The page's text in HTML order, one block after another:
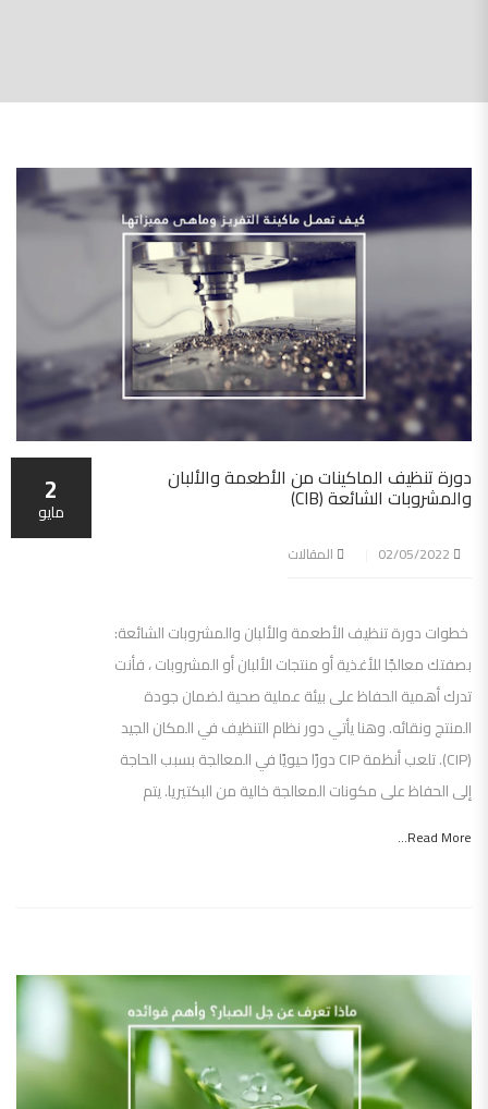
دورة تنظيف الماكينات من الأطعمة والألبان
والمشروبات الشائعة (CIB)
المقالات
خطوات دورة تنظيف الأطعمة والألبان والمشروبات الشائعة:
بصفتك معالجًا للأغذية أو منتجات الألبان أو المشروبات ، فأنت
تدرك أهمية الحفاظ على بيئة عملية صحية لضمان جودة
المنتج ونقائه. وهنا يأتي دور نظام التنظيف في المكان الجيد
(CIP). تلعب أنظمة CIP دورًا حيويًا في المعالجة بسبب الحاجة
إلى الحفاظ على مكونات المعالجة خالية من البكتيريا. يتم
Read More...
2
مايو